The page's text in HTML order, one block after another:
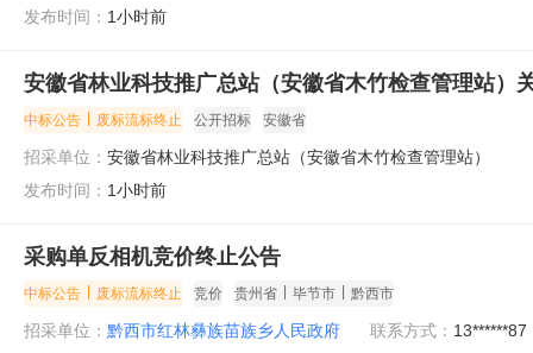
发布时间： 1小时前
安徽省林业科技推广总站（安徽省木竹检查管理站）
中标公告 废标流标终止 公开招标 安徽省
招采单位： 安徽省林业科技推广总站（安徽省木竹检查管理站）
发布时间： 1小时前
采购单反相机竞价终止公告
中标公告 废标流标终止 竞价 贵州省 毕节市 黔西市
招采单位： 黔西市红林彝族苗族乡人民政府 联系方式： 13******87